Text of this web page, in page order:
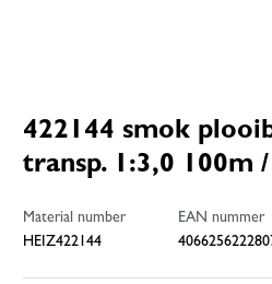
422144 smok
transp. 1:3,0 100m
Material number
HEIZ422144
EAN nummer